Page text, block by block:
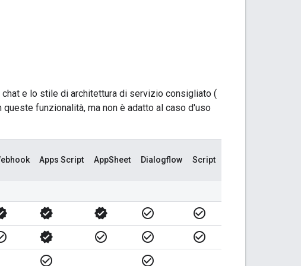
e lo stile di architettura di servizio consigliato (
funzionalità, ma non è adatto al caso d'uso
Apps Script AppSheet Dialogflow Script
verified verified check_circle_outline check_circle_outline
verified check_circle_outline check_circle_outline check_circle_outline
check_circle_outline check_circle_outline